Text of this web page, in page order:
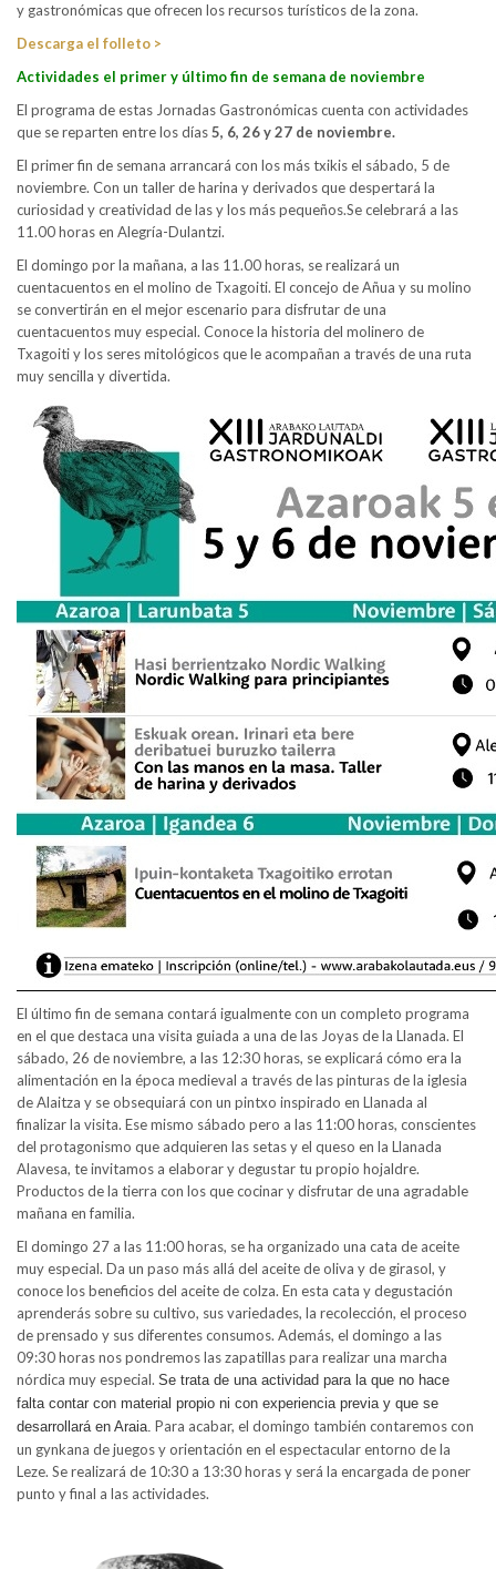
y gastronómicas que ofrecen los recursos turísticos de la zona.
Descarga el folleto >
Actividades el primer y último fin de semana de noviembre
El programa de estas Jornadas Gastronómicas cuenta con actividades
que se reparten entre los días5, 6, 26 y 27 de noviembre.
El primer fin de semana arrancará con los más txikis el sábado, 5 de
noviembre. Con un taller de harina y derivados que despertará la
curiosidad y creatividad de las y los más pequeños.Se celebrará a las
11.00 horas en Alegría-Dulantzi.
El domingo por la mañana, a las 11.00 horas, se realizará un
cuentacuentos en el molino de Txagoiti. El concejo de Añua y su molino
se convertirán en el mejor escenario para disfrutar de una
cuentacuentos muy especial. Conoce la historia del molinero de
Txagoiti y los seres mitológicos que le acompañan a través de una ruta
muy sencilla y divertida.
El último fin de semana contará igualmente con un completo programa
en el que destaca una visita guiada a una de las Joyas de la Llanada. El
sábado, 26 de noviembre, a las 12:30 horas, se explicará cómo era la
alimentación en la época medieval a través de las pinturas de la iglesia
de Alaitza y se obsequiará con un pintxo inspirado en Llanada al
finalizar la visita. Ese mismo sábado pero a las 11:00 horas, conscientes
del protagonismo que adquieren las setas y el queso en la Llanada
Alavesa, te invitamos a elaborar y degustar tu propio hojaldre.
Productos de la tierra con los que cocinar y disfrutar de una agradable
mañana en familia.
El domingo 27 a las 11:00 horas, se ha organizado una cata de aceite
muy especial. Da un paso más allá del aceite de oliva y de girasol, y
conoce los beneficios del aceite de colza. En esta cata y degustación
aprenderás sobre su cultivo, sus variedades, la recolección, el proceso
de prensado y sus diferentes consumos. Además, el domingo a las
09:30 horas nos pondremos las zapatillas para realizar una marcha
nórdica muy especial. Se trata de una actividad para la que no hace
falta contar con material propio ni con experiencia previa y que se
desarrollará en Araia. Para acabar, el domingo también contaremos con
un gynkana de juegos y orientación en el espectacular entorno de la
Leze. Se realizará de 10:30 a 13:30 horas y será la encargada de poner
punto y final a las actividades.